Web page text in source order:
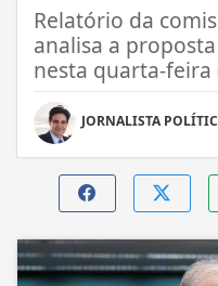
Relatório da
analisa a
nesta quarta-feira
JORNALISTA